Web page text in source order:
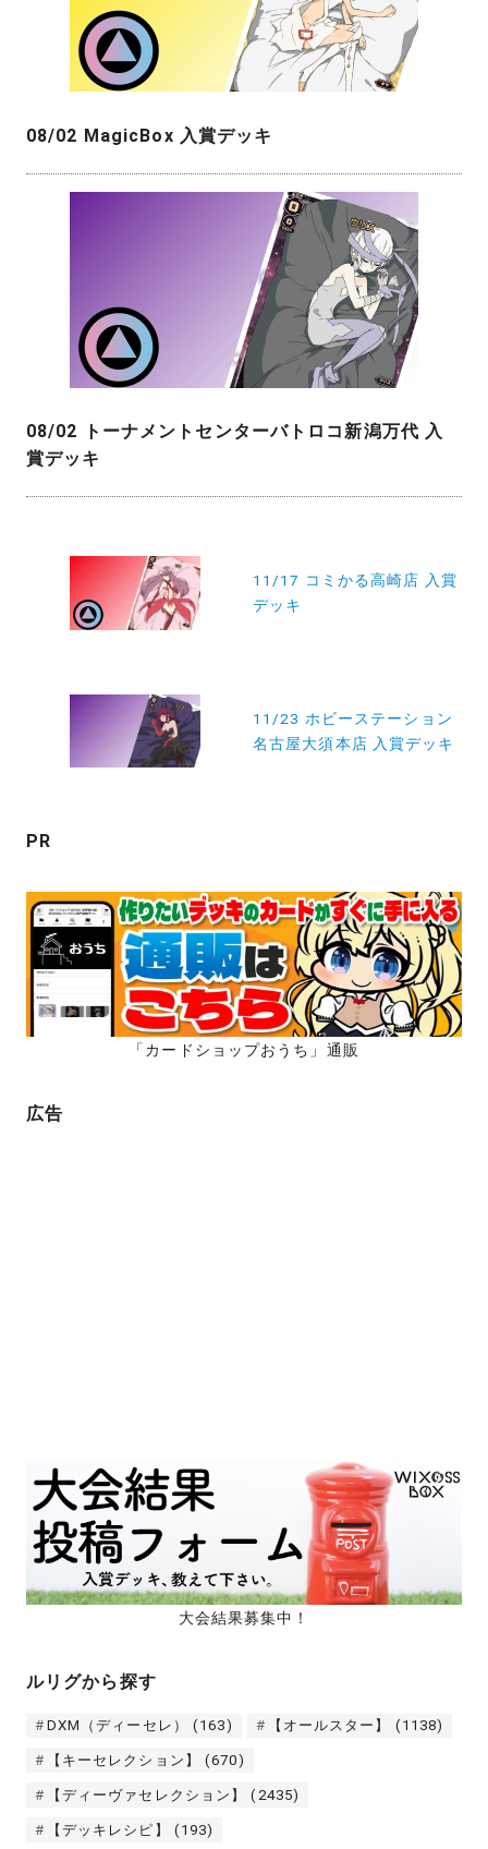
08/02 MagicBox 入賞デッキ
08/02 トーナメントセンターバトロコ新潟万代 入
賞デッキ
ン
11/17 コミかる高崎店 入賞
デッキ
11/23 ホビーステーション
名古屋大須本店 入賞デッキ
PR
「カードショップおうち」通販
広告
大会結果募集中！
ルリグから探す
DXM（ディーセレ） (163) 【オールスター】 (1138)
【キーセレクション】 (670)
【ディーヴァセレクション】 (2435)
【デッキレシピ】 (193)